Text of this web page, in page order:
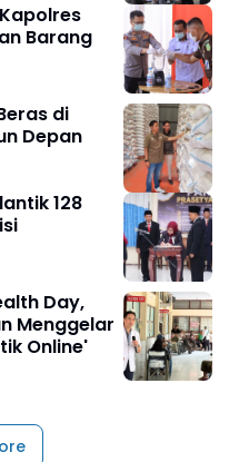
Barang
di
Depan
128
Day,
Menggelar
Online'